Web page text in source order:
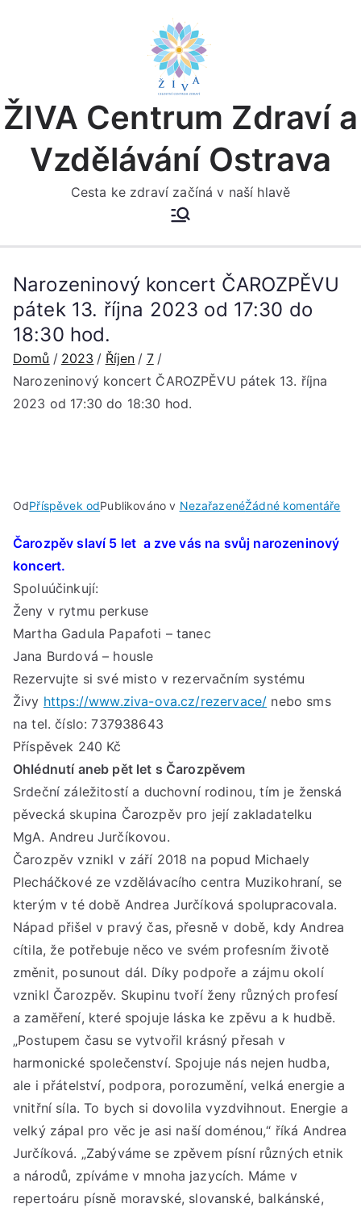
ŽIVA Centrum Zdraví a
Vzdělávání Ostrava
Cesta ke zdraví začíná v naší hlavě
Narozeninový koncert ČAROZPĚVU
pátek 13. října 2023 od 17:30 do
18:30 hod.
Domů 2023 Říjen
7
Narozeninový koncert ČAROZPĚVU pátek 13. října
2023 od 17:30 do 18:30 hod.
OdPříspěvek odPublikováno v NezařazenéŽádné komentářeu
Čarozpěv slaví 5 let a zve vás na svůj narozeninový
koncert.
Spoluúčinkují:
Ženy v rytmu perkuse
Martha Gadula Papafoti – tanec
Jana Burdová – housle
Rezervujte si své misto v rezervačním systému
Živy https://www.ziva-ova.cz/rezervace/ nebo sms
na tel. číslo: 737938643
Příspěvek 240 Kč
Ohlédnutí aneb pět let s Čarozpěvem
Srdeční záležitostí a duchovní rodinou, tím je ženská
pěvecká skupina Čarozpěv pro její zakladatelku
MgA. Andreu Jurčíkovou.
Čarozpěv vznikl v září 2018 na popud Michaely
Plecháčkové ze vzdělávacího centra Muzikohraní, se
kterým v té době Andrea Jurčíková spolupracovala.
Nápad přišel v pravý čas, přesně v době, kdy Andrea
cítila, že potřebuje něco ve svém profesním životě
změnit, posunout dál. Díky podpoře a zájmu okolí
vznikl Čarozpěv. Skupinu tvoří ženy různých profesí
a zaměření, které spojuje láska ke zpěvu a k hudbě.
„Postupem času se vytvořil krásný přesah v
harmonické společenství. Spojuje nás nejen hudba,
ale i přátelství, podpora, porozumění, velká energie a
vnitřní síla. To bych si dovolila vyzdvihnout. Energie a
velký zápal pro věc je asi naší doménou,“ říká Andrea
Jurčíková. „Zabýváme se zpěvem písní různých etnik
a národů, zpíváme v mnoha jazycích. Máme v
repertoáru písně moravské, slovanské, balkánské,